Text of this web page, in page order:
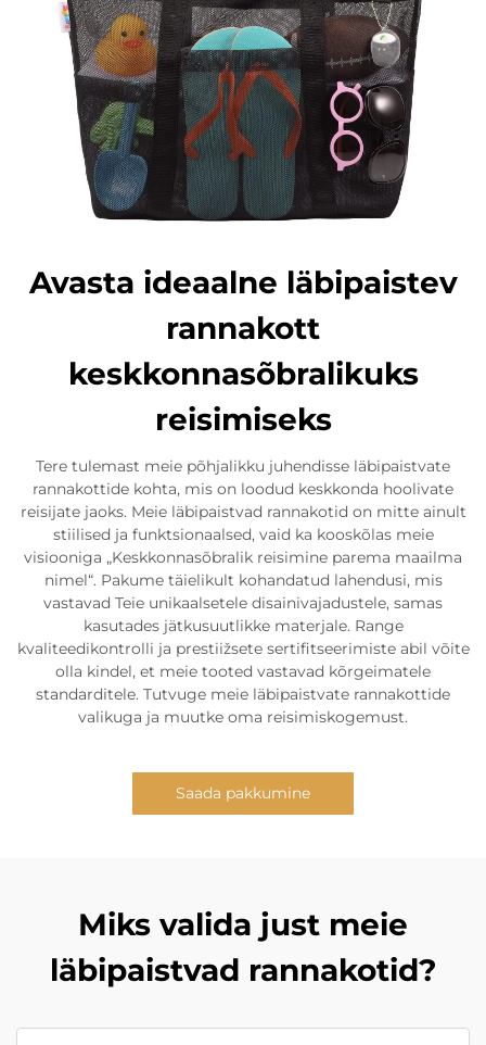
Avasta ideaalne läbipaistev
rannakott
keskkonnasõbralikuks
reisimiseks
Tere tulemast meie põhjalikku juhendisse läbipaistvate
rannakottide kohta, mis on loodud keskkonda hoolivate
reisijate jaoks. Meie läbipaistvad rannakotid on mitte ainult
stiilised ja funktsionaalsed, vaid ka kooskõlas meie
visiooniga „Keskkonnasõbralik reisimine parema maailma
nimel“. Pakume täielikult kohandatud lahendusi, mis
vastavad Teie unikaalsetele disainivajadustele, samas
kasutades jätkusuutlikke materjale. Range
kvaliteedikontrolli ja prestiižsete sertifitseerimiste abil võite
olla kindel, et meie tooted vastavad kõrgeimatele
standarditele. Tutvuge meie läbipaistvate rannakottide
valikuga ja muutke oma reisimiskogemust.
Saada pakkumine
Miks valida just meie
läbipaistvad rannakotid?